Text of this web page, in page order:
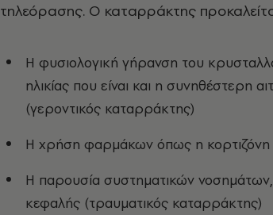
τηλεόρασης. Ο καταρράκτης
H φυσιολογική γήρανση του
ηλικίας που είναι και η συνηθέστερη
(γεροντικός καταρράκτης)
H χρήση φαρμάκων όπως η
H παρουσία συστηματικών
κεφαλής (τραυματικός καταρράκτης)